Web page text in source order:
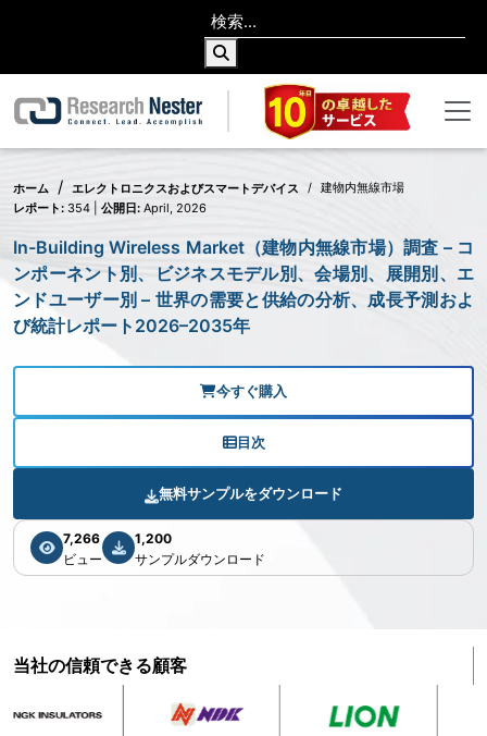
ホーム エレクトロニクスおよびスマートデバイス
建物内無線市場
レポート: 354 | 公開日: April, 2026
In-Building Wireless Market（建物内無線市場）調査 – コ
ンポーネント別、ビジネスモデル別、会場別、展開別、エ
ンドユーザー別 – 世界の需要と供給の分析、成長予測およ
び統計レポート2026–2035年
今すぐ購入
目次
無料サンプルをダウンロード
7,266
ビュー
1,200
サンプルダウンロード
当社の信頼できる顧客